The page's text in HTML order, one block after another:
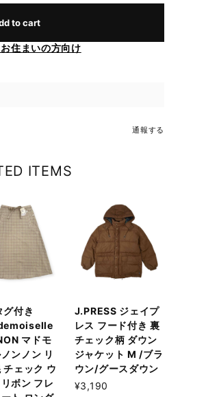
to cart
住まいの方向け
通報する
ITEMS
グ付き
マドモ
ンノン リ
チェック ウ
ボン フレ
J.PRESS ジェイプ
レス フード付き 裏
チェック柄 ダウン
ジャケット M /ブラ
ウン/グースダウン
¥3,190